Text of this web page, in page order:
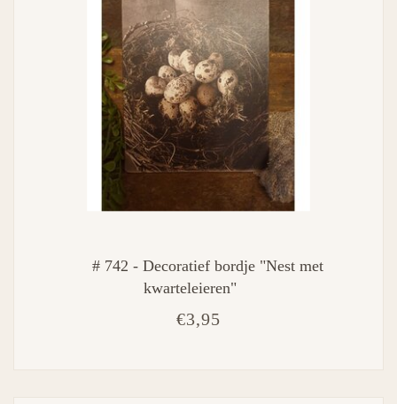
# 742 - Decoratief bordje "Nest met
kwarteleieren"
€3,95